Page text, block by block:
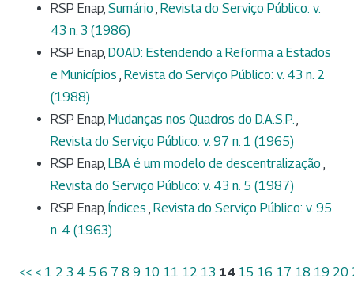
RSP Enap, Sumário , Revista do Serviço Público: v.
43 n. 3 (1986)
RSP Enap, DOAD: Estendendo a Reforma a Estados
e Municípios , Revista do Serviço Público: v. 43 n. 2
(1988)
RSP Enap, Mudanças nos Quadros do D.A.S.P.,
Revista do Serviço Público: v. 97 n. 1 (1965)
RSP Enap, LBA é um modelo de descentralização ,
Revista do Serviço Público: v. 43 n. 5 (1987)
RSP Enap, Índices , Revista do Serviço Público: v. 95
n. 4 (1963)
<< < 1 2 3 4 5 6 7 8 9 10 11 12 13 14 15 16 17 18 19 20